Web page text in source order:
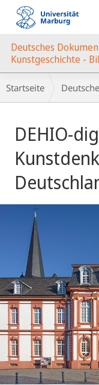
Mobile-
Navigation
Marburg
Deutsches
Kunstgeschichte -
Breadcrumb-
Navigation
Startseite
DEHIO-